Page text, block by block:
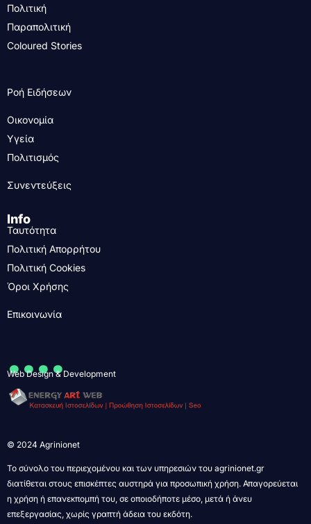
Πολιτική
Παραπολιτική
Coloured Stories
Ροή Ειδήσεων
Οικονομία
Υγεία
Πολιτισμός
Συνεντεύξεις
Info
Ταυτότητα
Πολιτική Απορρήτου
Πολιτική Cookies
Όροι Χρήσης
Επικοινωνία
....
Web Design & Development
© 2024 Agrinionet
Το σύνολο του περιεχομένου και των υπηρεσιών του agrinionet.gr
διατίθεται στους επισκέπτες αυστηρά για προσωπική χρήση. Απαγορεύεται
η χρήση ή επανεκπομπή του, σε οποιοδήποτε μέσο, μετά ή άνευ
επεξεργασίας, χωρίς γραπτή άδεια του εκδότη.